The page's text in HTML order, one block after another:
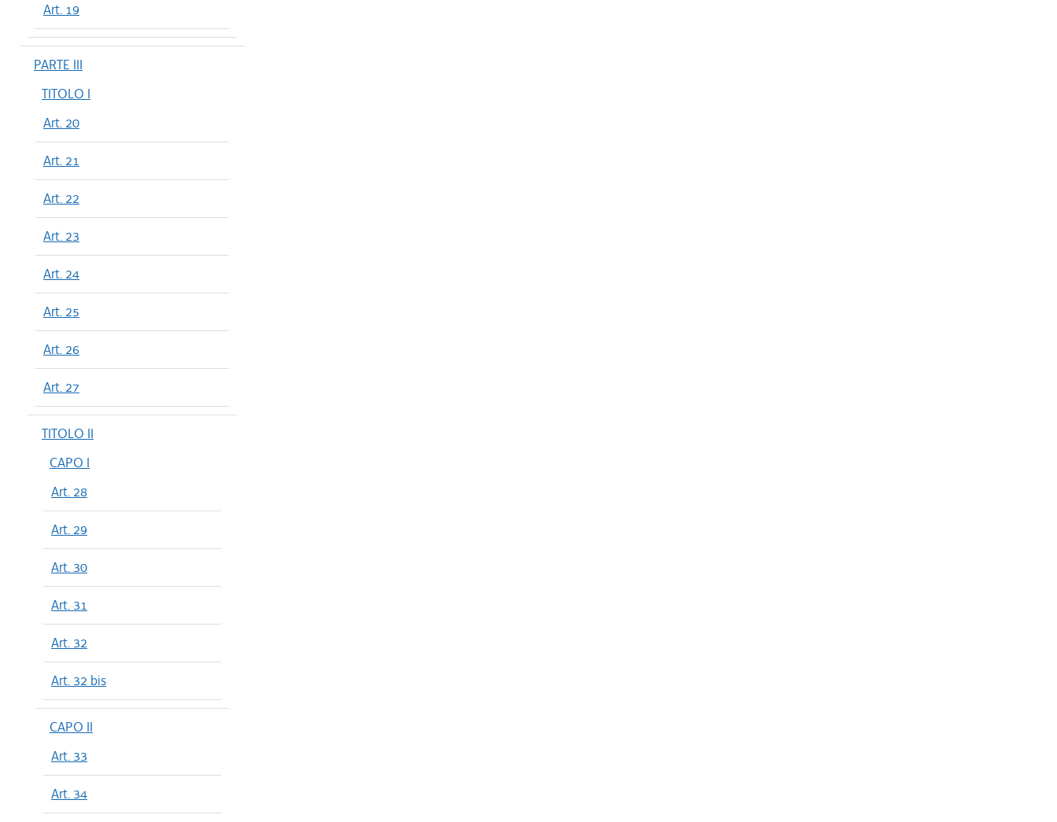
Art. 19
PARTE III
TITOLO I
Art. 20
Art. 21
Art. 22
Art. 23
Art. 24
Art. 25
Art. 26
Art. 27
TITOLO II
CAPO I
Art. 28
Art. 29
Art. 30
Art. 31
Art. 32
Art. 32 bis
CAPO II
Art. 33
Art. 34